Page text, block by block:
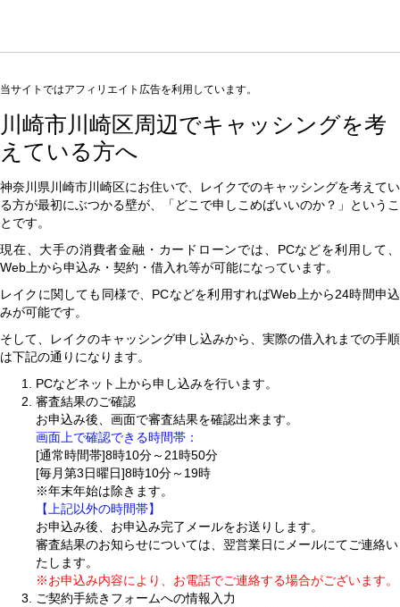
当サイトではアフィリエイト広告を利用しています。
川崎市川崎区周辺でキャッシングを考
えている方へ
神奈川県川崎市川崎区にお住いで、レイクでのキャッシングを考えてい
る方が最初にぶつかる壁が、「どこで申しこめばいいのか？」というこ
とです。
現在、大手の消費者金融・カードローンでは、PCなどを利用して、
Web上から申込み・契約・借入れ等が可能になっています。
レイクに関しても同様で、PCなどを利用すればWeb上から24時間申込
みが可能です。
そして、レイクのキャッシング申し込みから、実際の借入れまでの手順
は下記の通りになります。
PCなどネット上から申し込みを行います。
審査結果のご確認
お申込み後、画面で審査結果を確認出来ます。
画面上で確認できる時間帯：
[通常時間帯]8時10分～21時50分
[毎月第3日曜日]8時10分～19時
※年末年始は除きます。
【上記以外の時間帯】
お申込み後、お申込み完了メールをお送りします。
審査結果のお知らせについては、翌営業日にメールにてご連絡い
たします。
※お申込み内容により、お電話でご連絡する場合がございます。
ご契約手続きフォームへの情報入力